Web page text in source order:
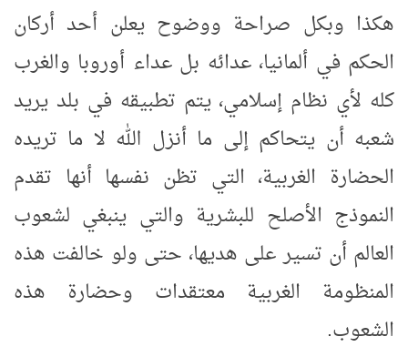
هكذا وبكل صراحة ووضوح يعلن أحد أركان
الحكم في ألمانيا، عدائه بل عداء أوروبا والغرب
كله لأي نظام إسلامي، يتم تطبيقه في بلد يريد
شعبه أن يتحاكم إلى ما أنزل الله لا ما تريده
الحضارة الغربية، التي تظن نفسها أنها تقدم
النموذج الأصلح للبشرية والتي ينبغي لشعوب
العالم أن تسير على هديها، حتى ولو خالفت هذه
المنظومة الغربية معتقدات وحضارة هذه
الشعوب.